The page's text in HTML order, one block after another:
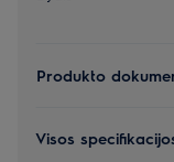
Produkto
Visos